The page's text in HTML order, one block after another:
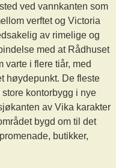
ved vannkanten som
verftet og Victoria
av rimelige og
med at Rådhuset
varte i flere tiår, med
høydepunkt. De fleste
kontorbygg i nye
av Vika karakter
bygd om til det
butikker,